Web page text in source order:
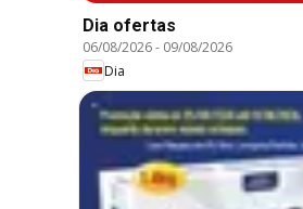
Dia ofertas
06/08/2026- 09/08/2026
Dia